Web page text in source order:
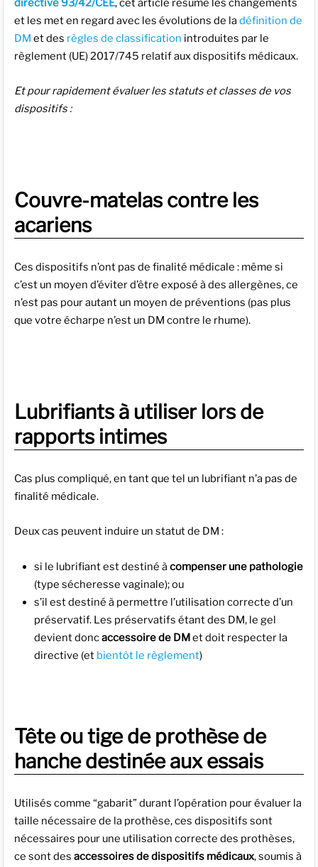
directive 93/42/CEE, cet article résume les changements
et les met en regard avec les évolutions de la définition de
DM et des règles de classification introduites par le
règlement (UE) 2017/745 relatif aux dispositifs médicaux.
Et pour rapidement évaluer les statuts et classes de vos
dispositifs :
Couvre-matelas contre les
acariens
Ces dispositifs n’ont pas de finalité médicale : même si
c’est un moyen d’éviter d’être exposé à des allergènes, ce
n’est pas pour autant un moyen de préventions (pas plus
que votre écharpe n’est un DM contre le rhume).
Lubrifiants à utiliser lors de
rapports intimes
Cas plus compliqué, en tant que tel un lubrifiant n’a pas de
finalité médicale.
Deux cas peuvent induire un statut de DM :
si le lubrifiant est destiné àcompenser une pathologie
(type sécheresse vaginale); ou
s’il est destiné à permettre l’utilisation correcte d’un
préservatif. Les préservatifs étant des DM, le gel
devient doncaccessoire de DMet doit respecter la
directive (et bientôt le règlement)
Tête ou tige de prothèse de
hanche destinée aux essais
Utilisés comme “gabarit” durant l’opération pour évaluer la
taille nécessaire de la prothèse, ces dispositifs sont
nécessaires pour une utilisation correcte des prothèses,
ce sont des accessoires de dispositifs médicaux, soumis à